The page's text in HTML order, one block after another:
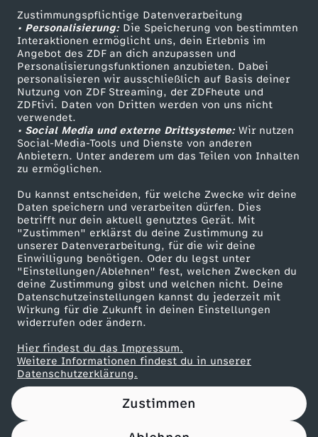
Zustimmungspflichtige Datenverarbeitung
• Personalisierung:Die Speicherung von bestimmten
Interaktionen ermöglicht uns, dein Erlebnis im
Angebot des ZDF an dich anzupassen und
Personalisierungsfunktionen anzubieten. Dabei
personalisieren wir ausschließlich auf Basis deiner
Nutzung von ZDF Streaming, der ZDFheute und
ZDFtivi. Daten von Dritten werden von uns nicht
verwendet.
• Social Media und externe Drittsysteme:Wir nutzen
Social-Media-Tools und Dienste von anderen
Anbietern. Unter anderem um das Teilen von Inhalten
zu ermöglichen.
Du kannst entscheiden, für welche Zwecke wir deine
Daten speichern und verarbeiten dürfen. Dies
betrifft nur dein aktuell genutztes Gerät. Mit
"Zustimmen" erklärst du deine Zustimmung zu
unserer Datenverarbeitung, für die wir deine
Einwilligung benötigen. Oder du legst unter
"Einstellungen/Ablehnen" fest, welchen Zwecken du
deine Zustimmung gibst und welchen nicht. Deine
Datenschutzeinstellungen kannst du jederzeit mit
Wirkung für die Zukunft in deinen Einstellungen
widerrufen oder ändern.
Hier findest du das Impressum.
Weitere Informationen findest du in unserer
Datenschutzerklärung.
Zustimmen
t
u
r
z
w
i
s
c
h
e
n
Livestreams
Sendungen A-Z
TV-Programm
Zuschauerservice
Hilfe
ZDF Unternehmen
Karriere
ZDF goes Schule
Werbefernsehen
Mainzelmännchen
Partner